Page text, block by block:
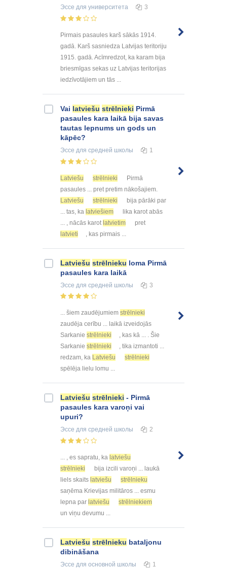
Эссе для университета 3
Pirmais pasaules karš sākās 1914.
gadā. Karš sasniedza Latvijas teritoriju
1915. gadā. Acīmredzot, ka karam bija
briesmīgas sekas uz Latvijas teritorijas
iedzīvotājiem un tās ...
Vai latviešu strēlnieki Pirmā
pasaules kara laikā bija savas
tautas lepnums un gods un
kāpēc?
Эссе для средней школы 1
Latviešu strēlnieki
Pirmā
pasaules ... pret pretim nākošajiem.
Latviešu
strēlnieki
bija pārāki par
... tas, ka latviešiem
lika karot abās
... , nācās karot latvietim
pret
latvieti
, kas pirmais ...
Latviešu strēlnieku loma Pirmā
pasaules kara laikā
Эссе для средней школы 3
... šiem zaudējumiem strēlnieki
zaudēja cerību ... laikā izveidojās
Sarkanie strēlnieki
, kas kā ... . Šie
Sarkanie strēlnieki
, tika izmantoti ...
redzam, ka Latviešu
strēlnieki
spēlēja lielu lomu ...
Latviešu strēlnieki - Pirmā
pasaules kara varoņi vai
upuri?
Эссе для средней школы 2
... , es sapratu, ka latviešu
strēlnieki
bija izcili varoņi ... laukā
liels skaits latviešu
strēlnieku
saņēma Krievijas militāros ... esmu
lepna par latviešu
strēlniekiem
un viņu devumu ...
Latviešu strēlnieku bataljonu
dibināšana
Эссе для основной школы 1